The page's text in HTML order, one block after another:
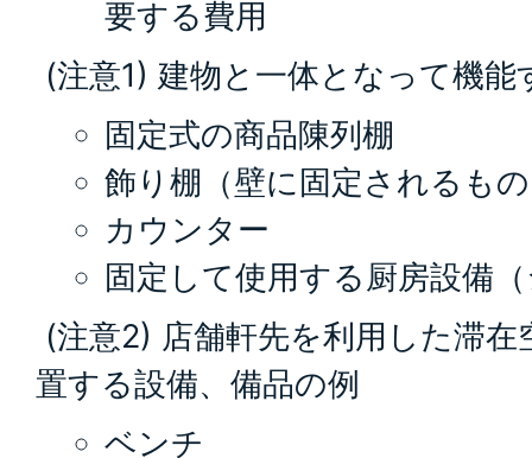
要する費用
(注意1) 建物と一体となって機能
固定式の商品陳列棚
飾り棚（壁に固定されるも
カウンター
固定して使用する厨房設備
(注意2) 店舗軒先を利用した滞
置する設備、備品の例
ベンチ